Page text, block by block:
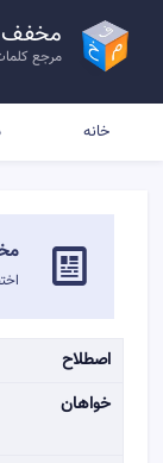
مخفف
مرجع
خانه
اصطلاح
خواهان